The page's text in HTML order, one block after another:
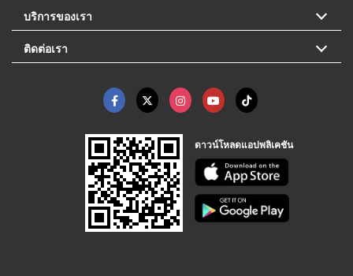
บริการของเรา
ติดต่อเรา
ดาวน์โหลดแอปพลิเคชัน